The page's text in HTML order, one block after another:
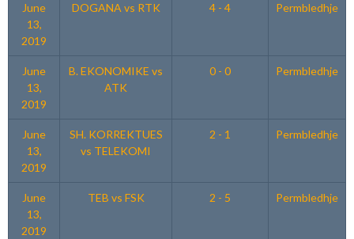
June
13,
2019
DOGANA vs RTK 4 - 4 Permbledhje
June
13,
2019
B. EKONOMIKE vs
ATK
0 - 0 Permbledhje
June
13,
2019
SH. KORREKTUES
vs TELEKOMI
2 - 1 Permbledhje
June
13,
2019
TEB vs FSK 2 - 5 Permbledhje